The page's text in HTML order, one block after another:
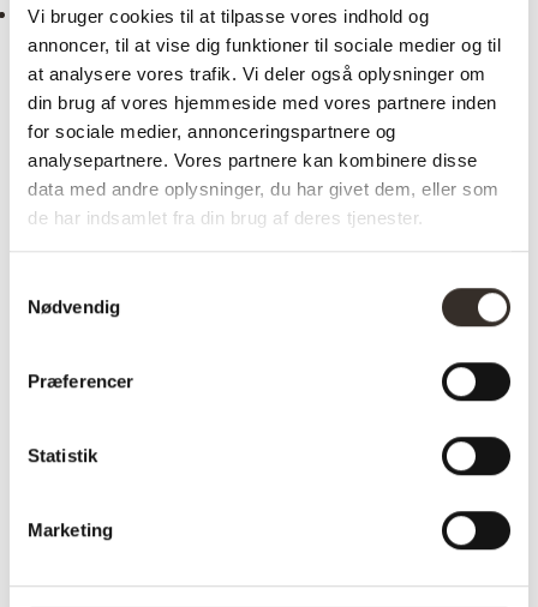
Vi bruger cookies til at tilpasse vores indhold og
annoncer, til at vise dig funktioner til sociale medier og til
at analysere vores trafik. Vi deler også oplysninger om
din brug af vores hjemmeside med vores partnere inden
for sociale medier, annonceringspartnere og
analysepartnere. Vores partnere kan kombinere disse
data med andre oplysninger, du har givet dem, eller som
de har indsamlet fra din brug af deres tjenester.
Nødvendig
Præferencer
Statistik
Marketing
Tøjstativ vandrør –
model Oscar H160 x
B150
1.199,00
oprindelige
pris
var:
1.199,00 kr..
839,00
aktuelle
pris
er:
839,00 kr..
Tøjstativ vandrør –
model Noah H157 x
B69
1.499,00 kr.
oprindelige
pris
var:
1.499,00 kr..
1.049,00
aktuelle
Mere om Tøjstativer i rør
Funktionelle tøjstativer og stænger i vvs-rør. Vores udvalg af